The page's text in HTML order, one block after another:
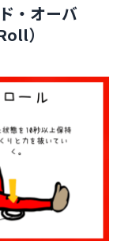
・オーバ
）